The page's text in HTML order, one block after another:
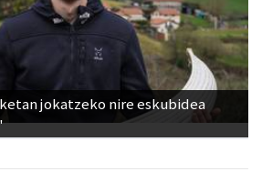
jokatzeko nire eskubidea